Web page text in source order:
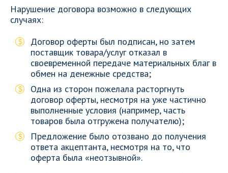
Нарушение договора возможно в следующих
случаях:
Договор оферты был подписан, но затем
поставщик товара/услуг отказал в
своевременной передаче материальных благ в
обмен на денежные средства;
Одна из сторон пожелала расторгнуть
договор оферты, несмотря на уже частично
выполненные условия (например, часть
товаров была отгружена получателю);
Предложение было отозвано до получения
ответа акцептанта, несмотря на то, что
оферта была «неотзывной».